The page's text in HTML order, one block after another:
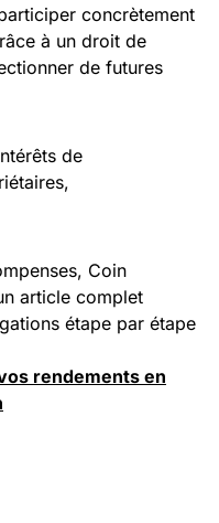
concrètement
à un droit de
de futures
de
Coin
article complet
étape par étape
rendements en